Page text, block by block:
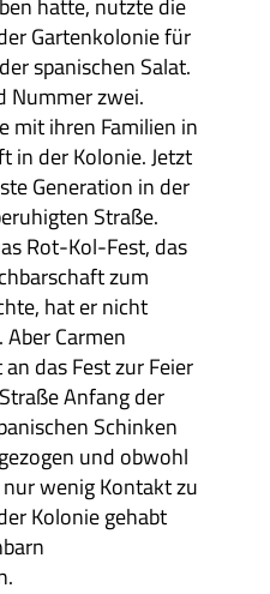
Gartenkolonie für
spanischen Salat.
Nummer zwei.
mit ihren Familien in
in der Kolonie. Jetzt
Generation in der
Straße.
Rot-Kol-Fest, das
zum
hat er nicht
Carmen
das Fest zur Feier
Anfang der
Schinken
und obwohl
wenig Kontakt zu
Kolonie gehabt